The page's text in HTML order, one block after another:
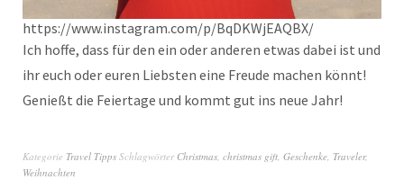
https://www.instagram.com/p/BqDKWjEAQBX/
Ich hoffe, dass für den ein oder anderen etwas dabei ist und
ihr euch oder euren Liebsten eine Freude machen könnt!
Genießt die Feiertage und kommt gut ins neue Jahr!
Kategorie Travel Tipps Schlagwörter Christmas christmas gift Geschenke Traveler,
Weihnachten